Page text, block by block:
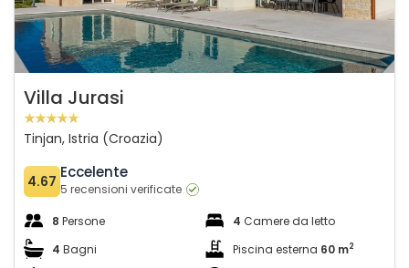
Villa Jurasi
Tinjan, Istria (Croazia)
4.67 Eccelente
5 recensioni verificate
8 Persone 4 Camere da letto
4 Bagni Piscina esterna 60 m2